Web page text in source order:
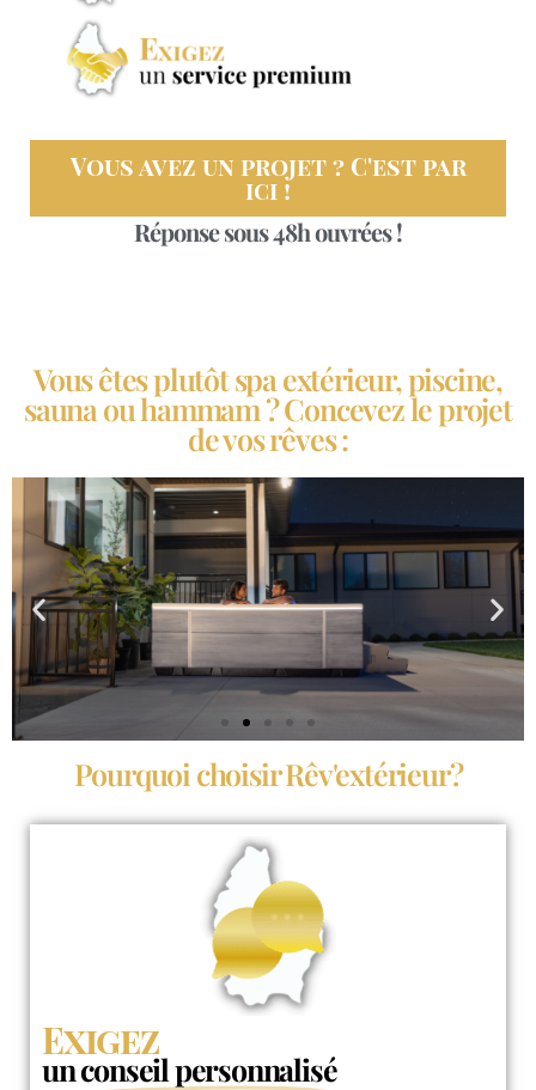
Vous avez un projet ? C'est par
ici !
Réponse sous 48h ouvrées !
Vous êtes plutôt spa extérieur, piscine,
sauna ou hammam ? Concevez le projet
de vos rêves :
Pourquoi choisir Rêv'extérieur?
Exigez
un conseil personnalisé